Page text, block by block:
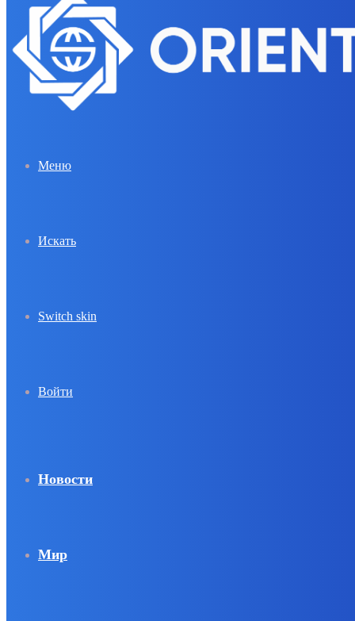
Меню
Искать
Switch skin
Войти
Новости
Мир